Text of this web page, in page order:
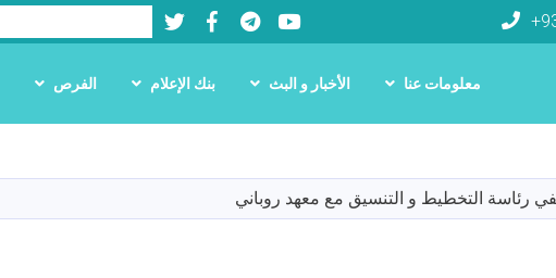
المحتوى
الرئيسي
Youtube
LinkedIn
Facebook
Twitter
بحث
معلومات عنا الأخبار و البث بنك الإعلام الفرص
رئاسة التخطيط و التنسيق مع معهد روباني